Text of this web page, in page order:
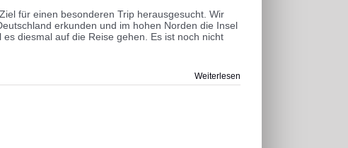
für einen besonderen Trip herausgesucht. Wir
erkunden und im hohen Norden die Insel
diesmal auf die Reise gehen. Es ist noch nicht
Weiterlesen